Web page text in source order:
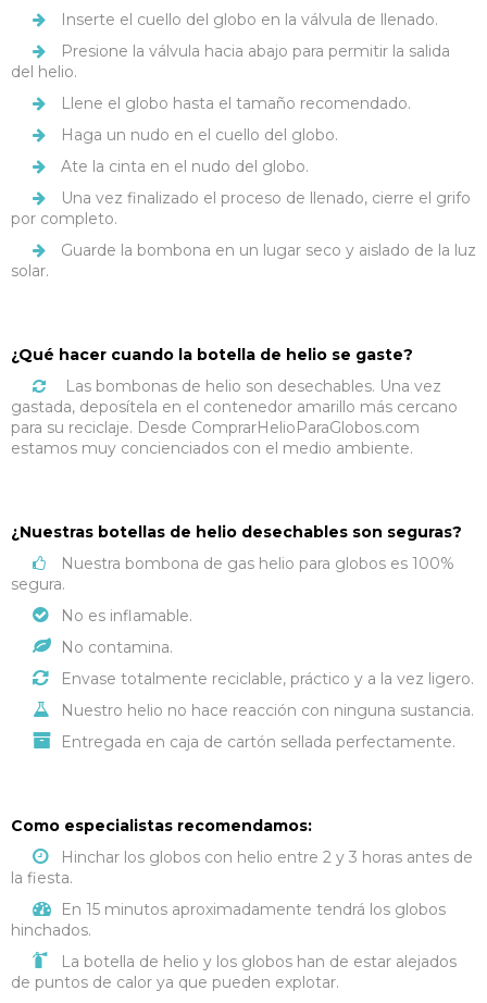
Inserte el cuello del globo en la válvula de llenado.
Presione la válvula hacia abajo para permitir la salida
del helio.
Llene el globo hasta el tamaño recomendado.
Haga un nudo en el cuello del globo.
Ate la cinta en el nudo del globo.
Una vez finalizado el proceso de llenado, cierre el grifo
por completo.
Guarde la bombona en un lugar seco y aislado de la luz
solar.
¿Qué hacer cuando la botella de helio se gaste?
Las bombonas de helio son desechables. Una vez
gastada, deposítela en el contenedor amarillo más cercano
para su reciclaje. Desde ComprarHelioParaGlobos.com
estamos muy concienciados con el medio ambiente.
¿Nuestras botellas de helio desechables son seguras?
Nuestra bombona de gas helio para globos es 100%
segura.
No es inflamable.
No contamina.
Envase totalmente reciclable, práctico y a la vez ligero.
Nuestro helio no hace reacción con ninguna sustancia.
Entregada en caja de cartón sellada perfectamente.
Como especialistas recomendamos:
Hinchar los globos con helio entre 2 y 3 horas antes de
la fiesta.
En 15 minutos aproximadamente tendrá los globos
hinchados.
La botella de helio y los globos han de estar alejados
de puntos de calor ya que pueden explotar.